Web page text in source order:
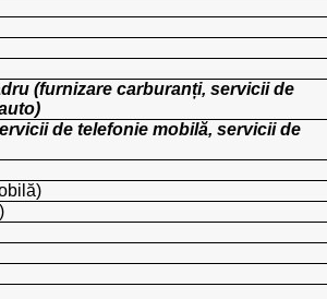
(furnizare carburanți, servicii de
de telefonie mobilă, servicii de